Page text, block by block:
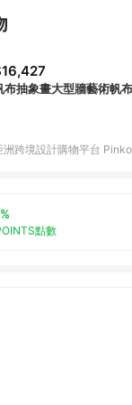
布抽象畫大型牆藝術帆
洲跨境設計購物平台
點數